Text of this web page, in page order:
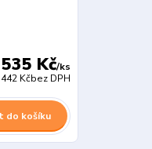
535 Kč/ks
442 Kčbez DPH
do košíku